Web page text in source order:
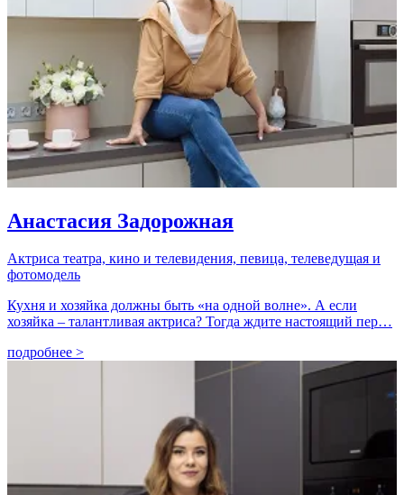
Анастасия Задорожная
Актриса театра, кино и телевидения, певица, телеведущая и
фотомодель
Кухня и хозяйка должны быть «на одной волне». А если
хозяйка – талантливая актриса? Тогда ждите настоящий пер…
подробнее >